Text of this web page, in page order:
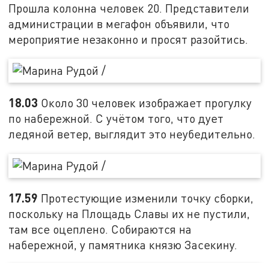
Прошла колонна человек 20. Представители
администрации в мегафон объявили, что
мероприятие незаконно и просят разойтись.
18.03 Около 30 человек изображает прогулку
по набережной. С учётом того, что дует
ледяной ветер, выглядит это неубедительно.
17.59 Протестующие изменили точку сборки,
поскольку на Площадь Славы их не пустили,
там все оцеплено. Собираются на
набережной, у памятника князю Засекину.